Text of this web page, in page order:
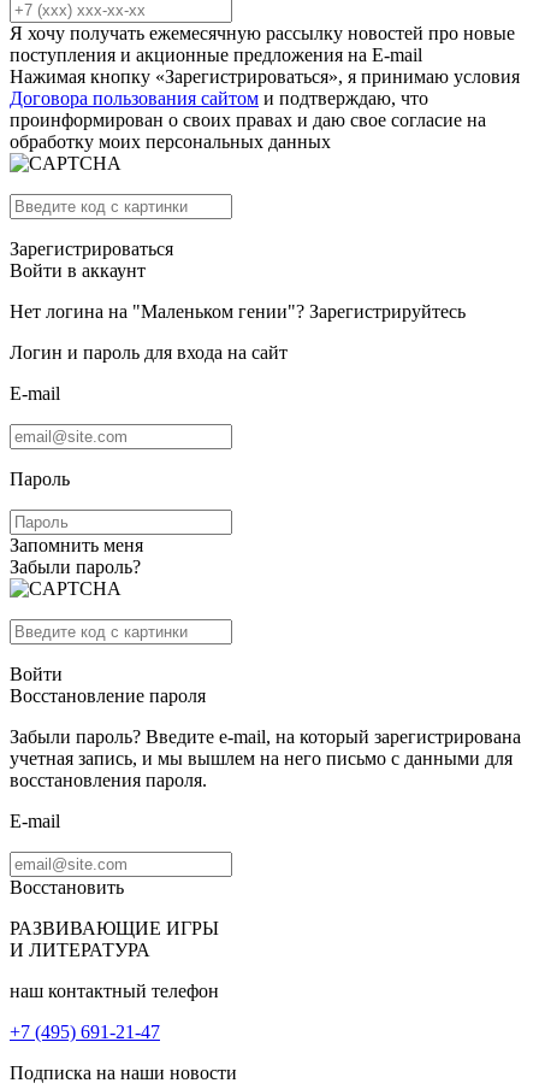
Я хочу получать ежемесячную рассылку новостей про новые
поступления и акционные предложения на E-mail
Нажимая кнопку «Зарегистрироваться», я принимаю условия
Договора пользования сайтом и подтверждаю, что
проинформирован о своих правах и даю свое согласие на
обработку моих персональных данных
Зарегистрироваться
Войти в аккаунт
Нет логина на "Маленьком гении"? Зарегистрируйтесь
Логин и пароль для входа на сайт
E-mail
Пароль
Запомнить меня
Забыли пароль?
Войти
Восстановление пароля
Забыли пароль? Введите e-mail, на который зарегистрирована
учетная запись, и мы вышлем на него письмо с данными для
восстановления пароля.
E-mail
Восстановить
РАЗВИВАЮЩИЕ ИГРЫ
И ЛИТЕРАТУРА
наш контактный телефон
+7 (495) 691-21-47
Подписка на наши новости